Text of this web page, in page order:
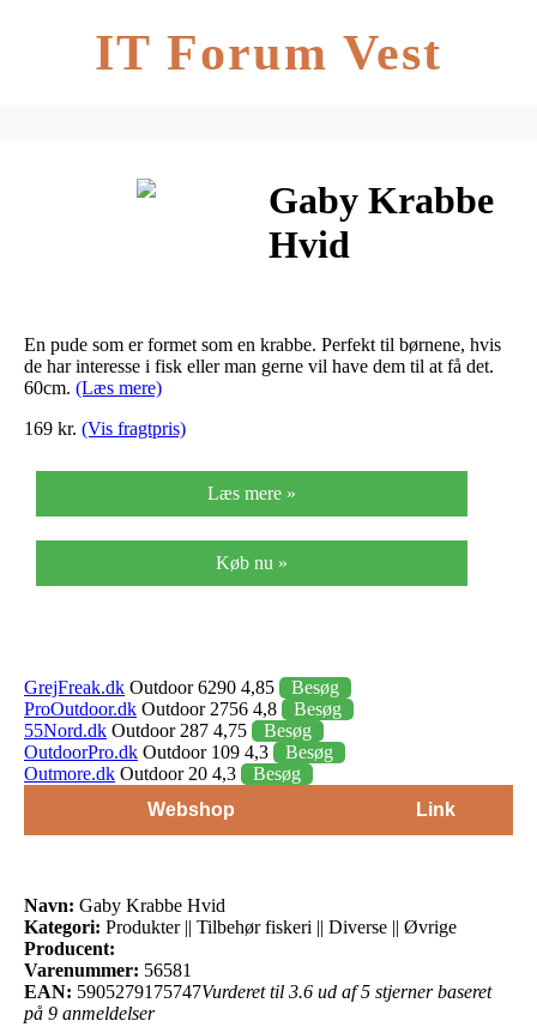
IT Forum Vest
Gaby Krabbe
Hvid
En pude som er formet som en krabbe. Perfekt til børnene, hvis
de har interesse i fisk eller man gerne vil have dem til at få det.
60cm. (Læs mere)
169 kr. (Vis fragtpris)
Læs mere »
Køb nu »
GrejFreak.dk Outdoor 6290 4,85
Besøg
ProOutdoor.dk Outdoor 2756 4,8
Besøg
55Nord.dk Outdoor 287 4,75
Besøg
OutdoorPro.dk Outdoor 109 4,3
Besøg
Outmore.dk Outdoor 20 4,3
Besøg
Webshop
Link
Navn: Gaby Krabbe Hvid
Kategori: Produkter || Tilbehør fiskeri || Diverse || Øvrige
Producent:
Varenummer: 56581
EAN: 5905279175747Vurderet til 3.6 ud af 5 stjerner baseret
på 9 anmeldelser